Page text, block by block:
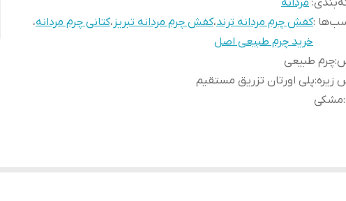
: مردانه
:کفش چرم مردانه ترند،کفش چرم مردانه تبریز ،کتانی چرم مردانه،
خرید چرم طبیعی اصل
:چرم طبیعی
زیره:پلی اورتان تزریق مستقیم
:مشکی